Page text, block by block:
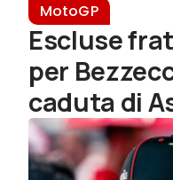
MotoGP
Escluse
per
caduta di